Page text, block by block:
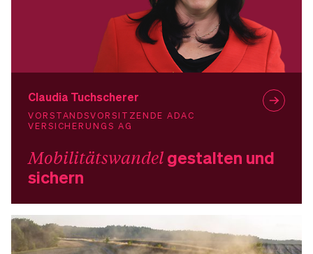
Claudia Tuchscherer
VORSTANDSVORSITZENDE ADAC
VERSICHERUNGS AG
Mobilitätswandelgestalten und
sichern